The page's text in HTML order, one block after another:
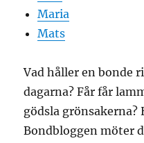
Maria
Mats
Vad håller en bonde
dagarna? Får får
gödsla grönsakerna?
Bondbloggen möter